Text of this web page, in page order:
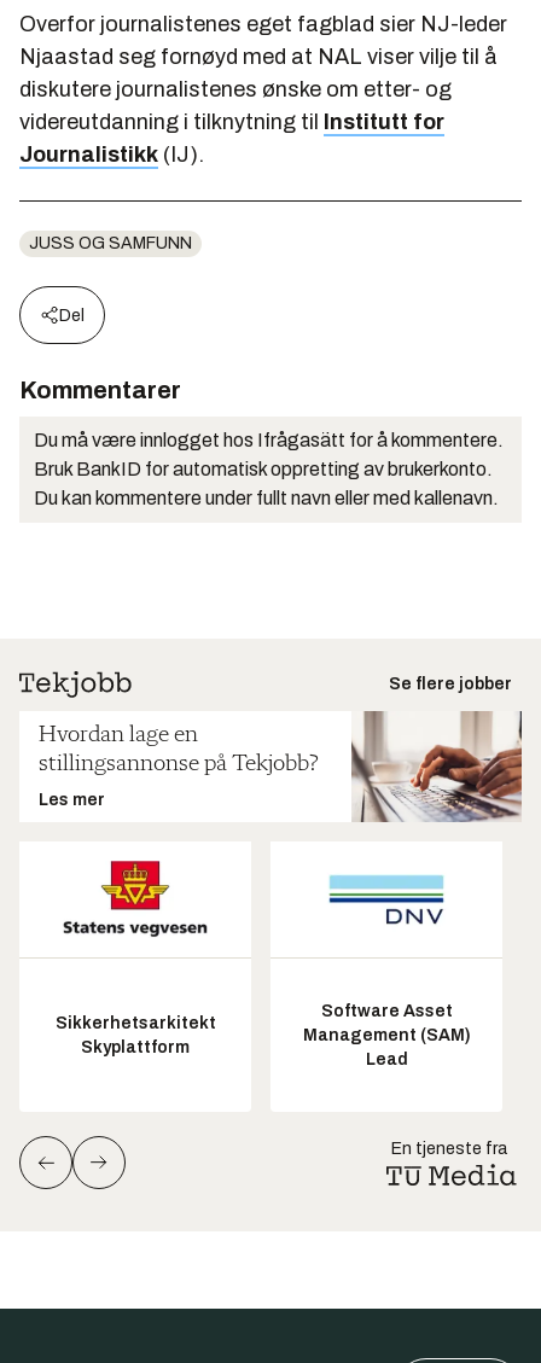
Overfor journalistenes eget fagblad sier NJ-leder
Njaastad seg fornøyd med at NAL viser vilje til å
diskutere journalistenes ønske om etter- og
videreutdanning i tilknytning til
Institutt for
Journalistikk (IJ).
JUSS OG SAMFUNN
Del
Kommentarer
Du må være innlogget hos Ifrågasätt for å kommentere.
Bruk BankID for automatisk oppretting av brukerkonto.
Du kan kommentere under fullt navn eller med kallenavn.
Se flere jobber
Hvordan lage en
stillingsannonse på Tekjobb?
Les mer
Sikkerhetsarkitekt
Skyplattform
Software Asset
Management (SAM)
Lead
En tjeneste fra